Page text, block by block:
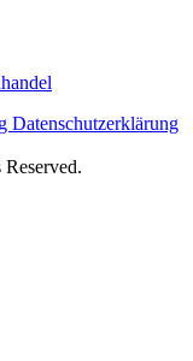
Datenschutzerklärung